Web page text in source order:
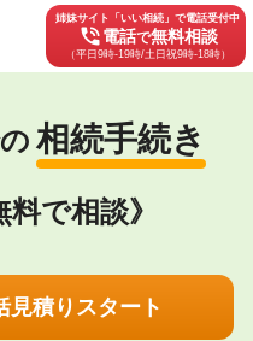
姉妹サイト「いい相続」で電話受付中
phone_in_talk電話で無料相談
（平日9時-19時/土日祝9時-18時）
相続手続き
で相談》
見積りスタート